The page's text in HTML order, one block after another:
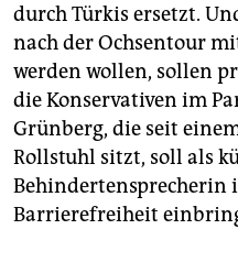
durch Türkis ersetzt.
nach der Ochsentour
werden wollen, sollen
die Konservativen im
Grünberg, die seit
Rollstuhl sitzt, soll als
Behindertensprecherin
Barrierefreiheit